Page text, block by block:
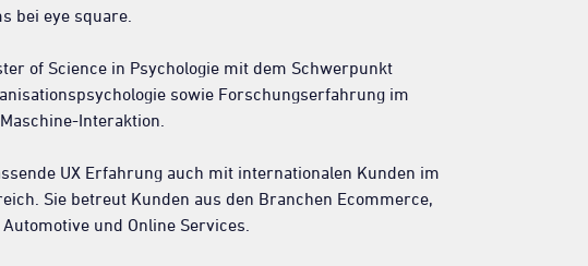
bei eye square.
of Science in Psychologie mit dem Schwerpunkt
sowie Forschungserfahrung im
Interaktion.
UX Erfahrung auch mit internationalen Kunden im
Sie betreut Kunden aus den Branchen Ecommerce,
und Online Services.